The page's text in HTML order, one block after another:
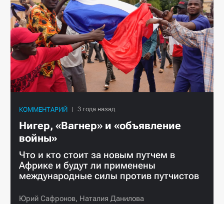
КОММЕНТАРИЙ
Нигер, «Вагнер» и «объявление
войны»
Что и кто стоит за новым путчем в
Африке и будут ли применены
международные силы против путчистов
Юрий Сафронов, Наталия Данилова